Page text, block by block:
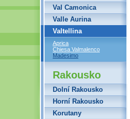
Val Camonica
Valle Aurina
Valtellina
Aprica
Chiesa Valmalenco
Madesimo
Rakousko
Dolní Rakousko
Horní Rakousko
Korutany